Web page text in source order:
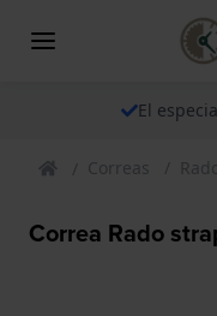
El
Correas
Correa Rado